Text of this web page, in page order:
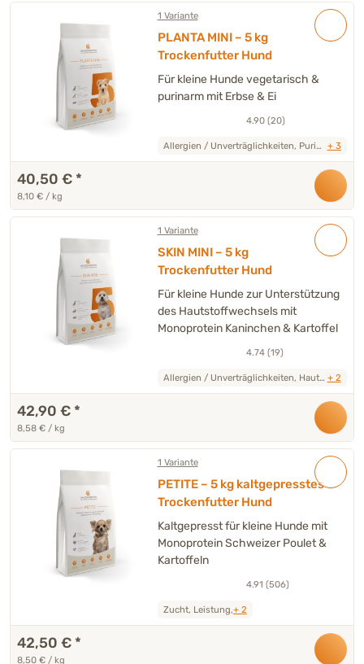
1 Variante
PLANTA MINI – 5 kg
Trockenfutter Hund
Für kleine Hunde vegetarisch &
purinarm mit Erbse & Ei
4.90 (20)
Allergien / Unverträglichkeiten, Purinarm, + 3
40,50 € *
8,10 € / kg
1 Variante
SKIN MINI – 5 kg
Trockenfutter Hund
Für kleine Hunde zur Unterstützung
des Hautstoffwechsels mit
Monoprotein Kaninchen & Kartoffel
4.74 (19)
Allergien / Unverträglichkeiten, Haut / Fell, + 2
42,90 € *
8,58 € / kg
1 Variante
PETITE – 5 kg kaltgepresstes
Trockenfutter Hund
Kaltgepresst für kleine Hunde mit
Monoprotein Schweizer Poulet &
Kartoffeln
4.91 (506)
Zucht, Leistung,+ 2
42,50 € *
8,50 € / kg